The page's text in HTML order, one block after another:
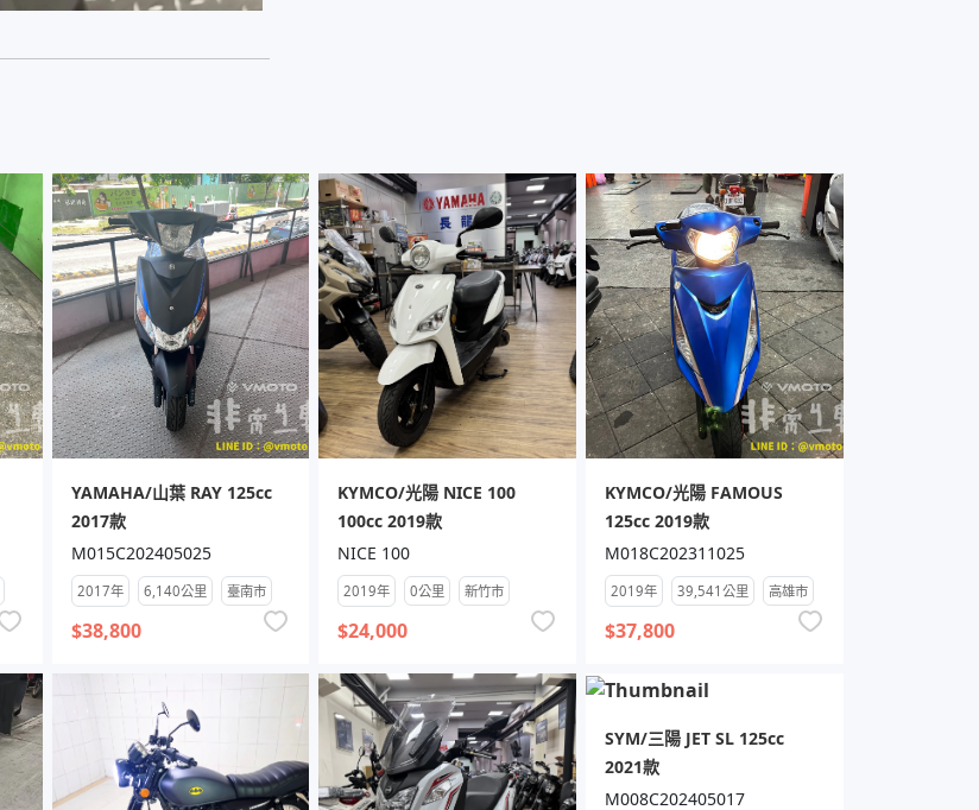
YAMAHA/山葉 RAY 125cc
2017款
M015C202405025
2017年 6,140公里 臺南市
$38,800
KYMCO/光陽 NICE 100
100cc 2019款
NICE 100
2019年 0公里 新竹市
$24,000
KYMCO/光陽 FAMOUS
125cc 2019款
M018C202311025
2019年 39,541公里 高雄市
$37,800
SYM/三陽 JET SL 125cc
2021款
M008C202405017